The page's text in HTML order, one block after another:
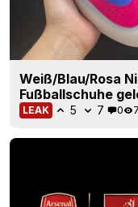
Weiß/Blau/Rosa
Fußballschuhe
LEAK 5 7 0